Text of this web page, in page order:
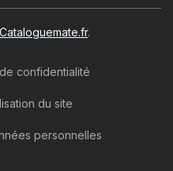
Cataloguemate.fr.
confidentialité
du site
personnelles